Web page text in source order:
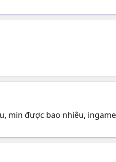
min được bao nhiêu,